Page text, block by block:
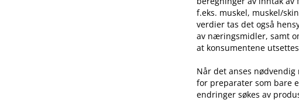
f.eks. muskel, muskel​/​
verdier tas det også
av næringsmidler, samt
at konsumentene
Når det anses
for preparater som bare
endringer søkes av